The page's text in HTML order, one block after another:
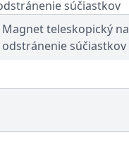
Magnet teleskopický na
odstránenie súčiastkov